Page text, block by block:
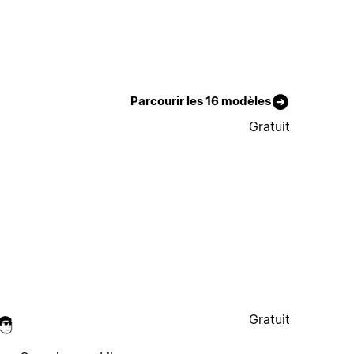
Parcourir les 16 modèles
Gratuit
Gratuit